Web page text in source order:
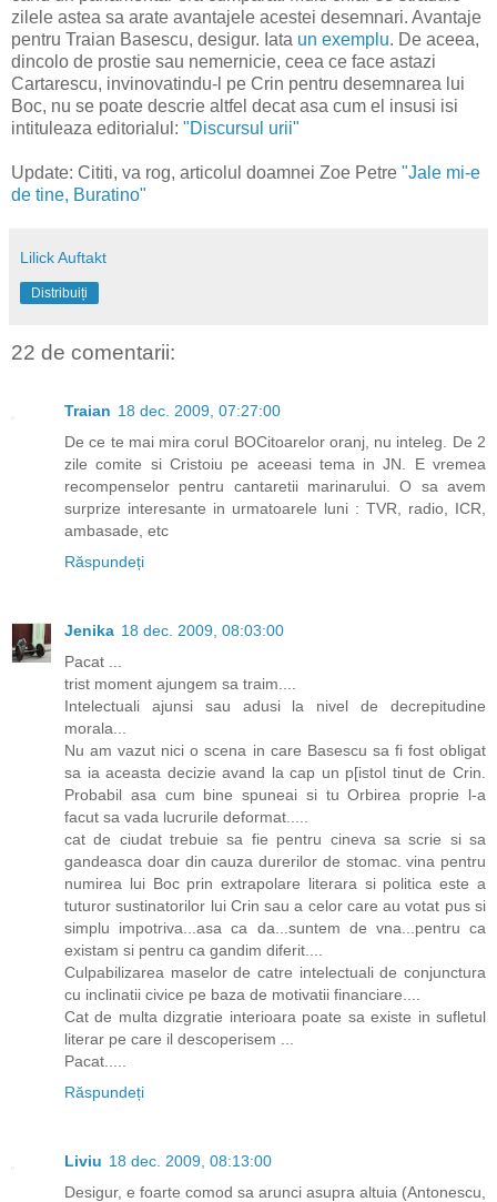
zilele astea sa arate avantajele acestei desemnari. Avantaje
pentru Traian Basescu, desigur. Iata un exemplu. De aceea,
dincolo de prostie sau nemernicie, ceea ce face astazi
Cartarescu, invinovatindu-l pe Crin pentru desemnarea lui
Boc, nu se poate descrie altfel decat asa cum el insusi isi
intituleaza editorialul: "Discursul urii"
Update: Cititi, va rog, articolul doamnei Zoe Petre "Jale mi-e
de tine, Buratino"
Lilick Auftakt
Distribuiți
22 de comentarii:
Traian 18 dec. 2009, 07:27:00
De ce te mai mira corul BOCitoarelor oranj, nu inteleg. De 2
zile comite si Cristoiu pe aceeasi tema in JN. E vremea
recompenselor pentru cantaretii marinarului. O sa avem
surprize interesante in urmatoarele luni : TVR, radio, ICR,
ambasade, etc
Răspundeți
Jenika 18 dec. 2009, 08:03:00
Pacat ...
trist moment ajungem sa traim....
Intelectuali ajunsi sau adusi la nivel de decrepitudine
morala...
Nu am vazut nici o scena in care Basescu sa fi fost obligat
sa ia aceasta decizie avand la cap un p[istol tinut de Crin.
Probabil asa cum bine spuneai si tu Orbirea proprie l-a
facut sa vada lucrurile deformat.....
cat de ciudat trebuie sa fie pentru cineva sa scrie si sa
gandeasca doar din cauza durerilor de stomac. vina pentru
numirea lui Boc prin extrapolare literara si politica este a
tuturor sustinatorilor lui Crin sau a celor care au votat pus si
simplu impotriva...asa ca da...suntem de vna...pentru ca
existam si pentru ca gandim diferit....
Culpabilizarea maselor de catre intelectuali de conjunctura
cu inclinatii civice pe baza de motivatii financiare....
Cat de multa dizgratie interioara poate sa existe in sufletul
literar pe care il descoperisem ...
Pacat.....
Răspundeți
Liviu 18 dec. 2009, 08:13:00
Desigur, e foarte comod sa arunci asupra altuia (Antonescu,